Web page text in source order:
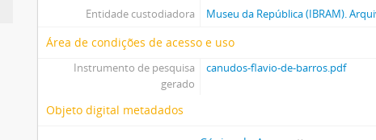
Entidade custodiadora
Museu da República (IBRAM).
Área de condições de acesso e uso
Instrumento de pesquisa
gerado
canudos-flavio-de-barros.pdf
Objeto digital metadados